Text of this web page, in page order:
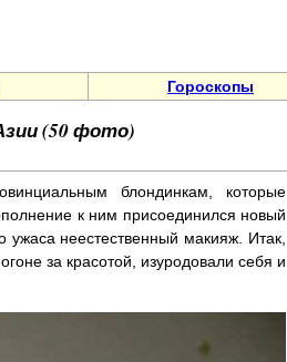
Гороскопы
(50 фото)
блондинкам, которые
к ним присоединился новый
неестественный макияж. Итак,
за красотой, изуродовали себя и